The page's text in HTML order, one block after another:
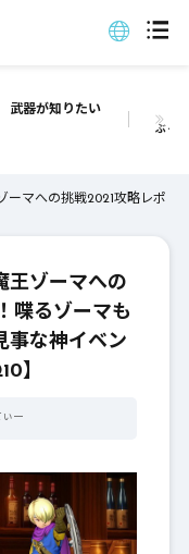
武器が知りたい
ぶっ
ーマへの挑戦2021攻略レポ
王ゾーマへの
喋るゾーマも
事な神イベン
】
ぃー